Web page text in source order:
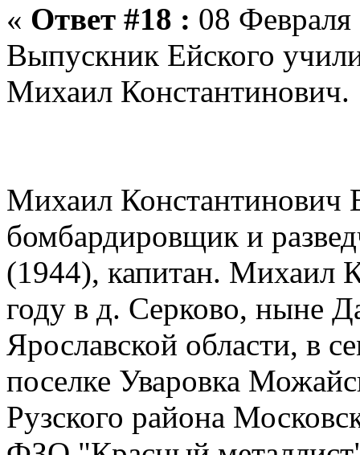
« Ответ #18 : 08
Выпускник Ейского
Михаил Константинович.
Михаил Константинович
бомбардировщик и
(1944), капитан. Михаил
году в д. Серково, ныне
Ярославской области, в
поселке Уваровка
Рузского района